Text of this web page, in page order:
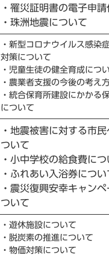
・罹災証明書の電子申請
・珠洲地震について
・新型コロナウイルス感染
対策について
・児童生徒の健全育成につ
・農業者支援の今後の考え
・統合保育所建設にかかる
について
・地震被害に対する市
ついて
・小中学校の給食費につ
・ふれあい入浴券につい
・震災復興安幸キャン
ついて
・遊休施設について
・脱炭素の推進について
・物価対策について